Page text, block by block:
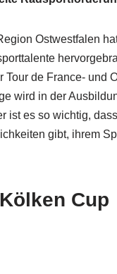
Ostwestfalen
Tour de France- und
wird in der
ist es so wichtig,
gibt, ihrem
Cup